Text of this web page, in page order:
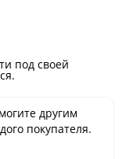
под своей
другим
покупателя.